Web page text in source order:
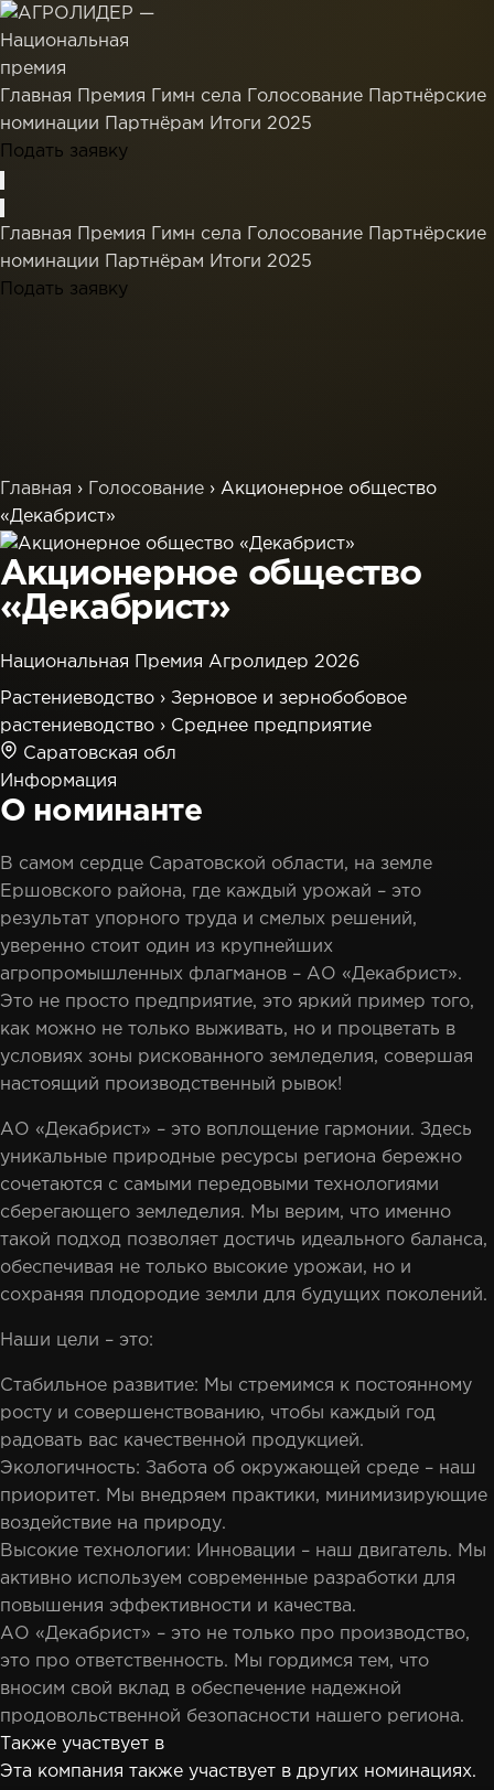
Главная Премия Гимн села Голосование
Партнёрские
номинации
Партнёрам Итоги 2025
Подать заявку
Главная Премия Гимн села Голосование
Партнёрские
номинации
Партнёрам Итоги 2025
Подать заявку
Главная › Голосование › Акционерное общество
«Декабрист»
Акционерное общество
«Декабрист»
Национальная Премия Агролидер 2026
Растениеводство › Зерновое и зернобобовое
растениеводство › Среднее предприятие
Саратовская обл
Информация
О номинанте
В самом сердце Саратовской области, на земле
Ершовского района, где каждый урожай – это
результат упорного труда и смелых решений,
уверенно стоит один из крупнейших
агропромышленных флагманов – АО «Декабрист».
Это не просто предприятие, это яркий пример того,
как можно не только выживать, но и процветать в
условиях зоны рискованного земледелия, совершая
настоящий производственный рывок!
АО «Декабрист» – это воплощение гармонии. Здесь
уникальные природные ресурсы региона бережно
сочетаются с самыми передовыми технологиями
сберегающего земледелия. Мы верим, что именно
такой подход позволяет достичь идеального баланса,
обеспечивая не только высокие урожаи, но и
сохраняя плодородие земли для будущих поколений.
Наши цели – это:
Стабильное развитие: Мы стремимся к постоянному
росту и совершенствованию, чтобы каждый год
радовать вас качественной продукцией.
Экологичность: Забота об окружающей среде – наш
приоритет. Мы внедряем практики, минимизирующие
воздействие на природу.
Высокие технологии: Инновации – наш двигатель. Мы
активно используем современные разработки для
повышения эффективности и качества.
АО «Декабрист» – это не только про производство,
это про ответственность. Мы гордимся тем, что
вносим свой вклад в обеспечение надежной
продовольственной безопасности нашего региона.
Также участвует в
Эта компания также участвует в других номинациях.